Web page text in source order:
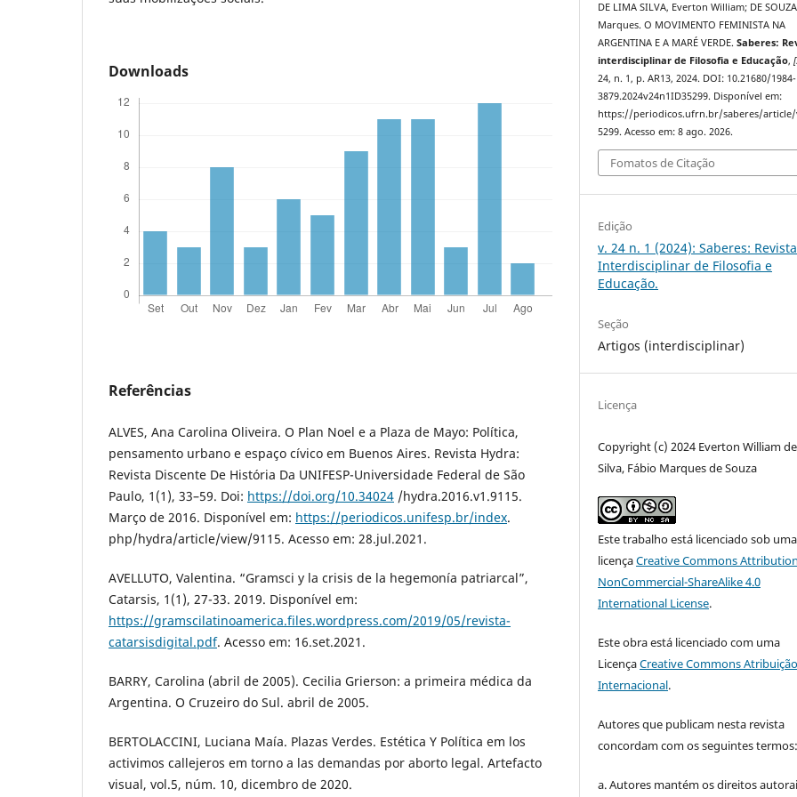
Downloads
Referências
ALVES, Ana Carolina Oliveira. O Plan Noel e a Plaza de Mayo: Política,
pensamento urbano e espaço cívico em Buenos Aires. Revista Hydra:
Revista Discente De História Da UNIFESP-Universidade Federal de São
Paulo, 1(1), 33–59. Doi: https://doi.org/10.34024 /hydra.2016.v1.9115.
Março de 2016. Disponível em: https://periodicos.unifesp.br/index.
php/hydra/article/view/9115. Acesso em: 28.jul.2021.
AVELLUTO, Valentina. “Gramsci y la crisis de la hegemonía patriarcal”,
Catarsis, 1(1), 27-33. 2019. Disponível em:
https://gramscilatinoamerica.files.wordpress.com/2019/05/revista-
catarsisdigital.pdf. Acesso em: 16.set.2021.
BARRY, Carolina (abril de 2005). Cecilia Grierson: a primeira médica da
Argentina. O Cruzeiro do Sul. abril de 2005.
BERTOLACCINI, Luciana Maía. Plazas Verdes. Estética Y Política em los
activimos callejeros em torno a las demandas por aborto legal. Artefacto
visual, vol.5, núm. 10, dicembro de 2020.
DE LIMA SILVA, Everton William; DE
Marques. O MOVIMENTO FEMINISTA NA
ARGENTINA E A MARÉ VERDE.Saberes:
interdisciplinar de Filosofia e Educação,
24, n. 1, p. AR13, 2024. DOI: 10.21680/1984-
3879.2024v24n1ID35299. Disponível em:
https://periodicos.ufrn.br/saberes/
5299. Acesso em: 8 ago. 2026.
Fomatos de Citação
Edição
v. 24 n. 1 (2024): Saberes: Revista
Interdisciplinar de Filosofia e
Educação.
Seção
Artigos (interdisciplinar)
Licença
Copyright (c) 2024 Everton William
Silva, Fábio Marques de Souza
Este trabalho está licenciado sob uma
licençaCreative Commons
NonCommercial-ShareAlike 4.0
International License.
Este obra está licenciado com uma
LicençaCreative Commons
Internacional.
Autores que publicam nesta revista
concordam com os seguintes termos:
a. Autores mantém os direitos